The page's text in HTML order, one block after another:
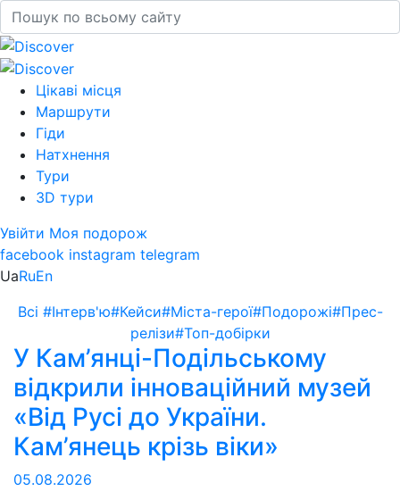
Цікаві місця
Маршрути
Гіди
Натхнення
Тури
3D тури
Увійти Моя подорож
facebook instagram telegram
UaRuEn
Всі #Інтерв'ю#Кейси#Міста-герої#Подорожі#Прес-
релізи#Топ-добірки
У Кам’янці-Подільському
відкрили інноваційний музей
«Від Русі до України.
Кам’янець крізь віки»
05.08.2026